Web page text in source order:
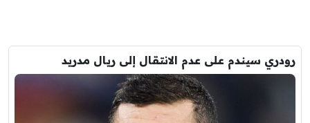
رودري سيندم على عدم الانتقال إلى ريال مدريد